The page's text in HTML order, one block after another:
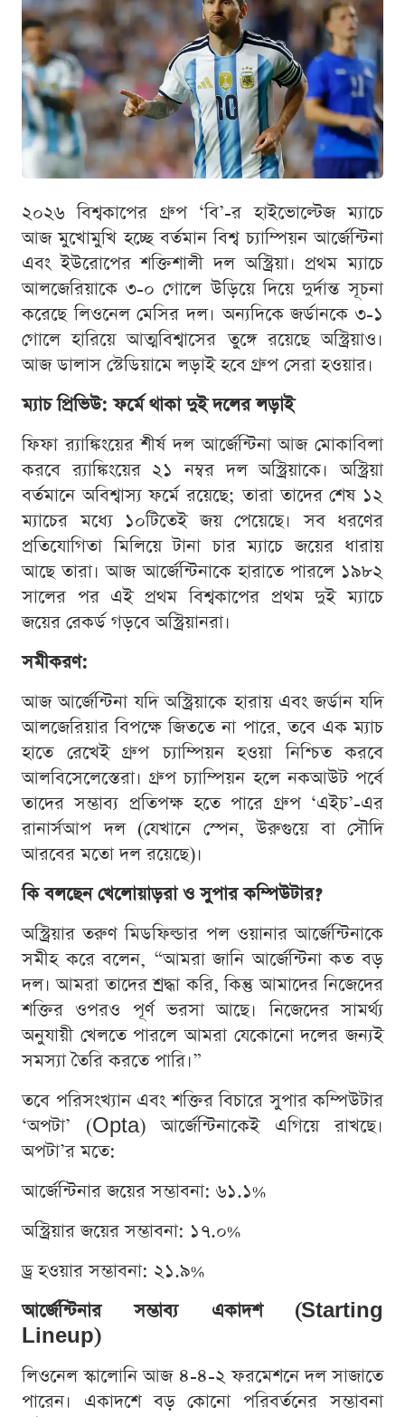
২০২৬ বিশ্বকাপের গ্রুপ ‘বি’-র হাইভোল্টেজ ম্যাচে
আজ মুখোমুখি হচ্ছে বর্তমান বিশ্ব চ্যাম্পিয়ন আর্জেন্টিনা
এবং ইউরোপের শক্তিশালী দল অস্ট্রিয়া। প্রথম ম্যাচে
আলজেরিয়াকে ৩-০ গোলে উড়িয়ে দিয়ে দুর্দান্ত সূচনা
করেছে লিওনেল মেসির দল। অন্যদিকে জর্ডানকে ৩-১
গোলে হারিয়ে আত্মবিশ্বাসের তুঙ্গে রয়েছে অস্ট্রিয়াও।
আজ ডালাস স্টেডিয়ামে লড়াই হবে গ্রুপ সেরা হওয়ার।
ম্যাচ প্রিভিউ: ফর্মে থাকা দুই দলের লড়াই
ফিফা র‍্যাঙ্কিংয়ের শীর্ষ দল আর্জেন্টিনা আজ মোকাবিলা
করবে র‍্যাঙ্কিংয়ের ২১ নম্বর দল অস্ট্রিয়াকে। অস্ট্রিয়া
বর্তমানে অবিশ্বাস্য ফর্মে রয়েছে; তারা তাদের শেষ ১২
ম্যাচের মধ্যে ১০টিতেই জয় পেয়েছে। সব ধরণের
প্রতিযোগিতা মিলিয়ে টানা চার ম্যাচে জয়ের ধারায়
আছে তারা। আজ আর্জেন্টিনাকে হারাতে পারলে ১৯৮২
সালের পর এই প্রথম বিশ্বকাপের প্রথম দুই ম্যাচে
জয়ের রেকর্ড গড়বে অস্ট্রিয়ানরা।
সমীকরণ:
আজ আর্জেন্টিনা যদি অস্ট্রিয়াকে হারায় এবং জর্ডান যদি
আলজেরিয়ার বিপক্ষে জিততে না পারে, তবে এক ম্যাচ
হাতে রেখেই গ্রুপ চ্যাম্পিয়ন হওয়া নিশ্চিত করবে
আলবিসেলেস্তেরা। গ্রুপ চ্যাম্পিয়ন হলে নকআউট পর্বে
তাদের সম্ভাব্য প্রতিপক্ষ হতে পারে গ্রুপ ‘এইচ’-এর
রানার্সআপ দল (যেখানে স্পেন, উরুগুয়ে বা সৌদি
আরবের মতো দল রয়েছে)।
কি বলছেন খেলোয়াড়রা ও সুপার কম্পিউটার?
অস্ট্রিয়ার তরুণ মিডফিল্ডার পল ওয়ানার আর্জেন্টিনাকে
সমীহ করে বলেন, “আমরা জানি আর্জেন্টিনা কত বড়
দল। আমরা তাদের শ্রদ্ধা করি, কিন্তু আমাদের নিজেদের
শক্তির ওপরও পূর্ণ ভরসা আছে। নিজেদের সামর্থ্য
অনুযায়ী খেলতে পারলে আমরা যেকোনো দলের জন্যই
সমস্যা তৈরি করতে পারি।”
তবে পরিসংখ্যান এবং শক্তির বিচারে সুপার কম্পিউটার
‘অপটা’ (Opta) আর্জেন্টিনাকেই এগিয়ে রাখছে।
অপটা’র মতে:
আর্জেন্টিনার জয়ের সম্ভাবনা: ৬১.১%
অস্ট্রিয়ার জয়ের সম্ভাবনা: ১৭.০%
ড্র হওয়ার সম্ভাবনা: ২১.৯%
আর্জেন্টিনার সম্ভাব্য একাদশ (Starting
Lineup)
লিওনেল স্কালোনি আজ ৪-৪-২ ফরমেশনে দল সাজাতে
পারেন। একাদশে বড় কোনো পরিবর্তনের সম্ভাবনা